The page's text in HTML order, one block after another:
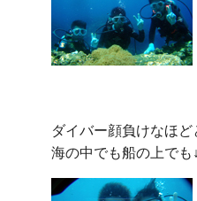
ダイバー顔負けなほど